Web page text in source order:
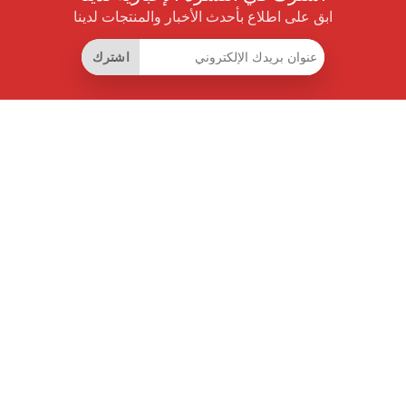
ابق على اطلاع بأحدث الأخبار والمنتجات لدينا
اشترك